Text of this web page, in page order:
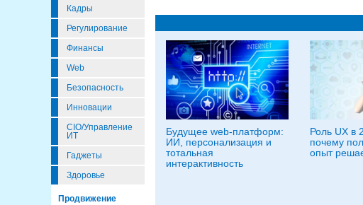
Кадры
Регулирование
Финансы
Web
Безопасность
Инновации
CIO/Управление
ИТ
Гаджеты
Здоровье
Продвижение
Будущее web-платформ:
ИИ, персонализация и
тотальная
интерактивность
Роль UX в
почему
опыт